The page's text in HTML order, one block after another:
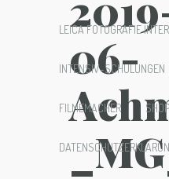
LEICA FOTOGRAFIE
INTENSIV-SCHULUNGEN
FILMEMACHER SHOP
06-